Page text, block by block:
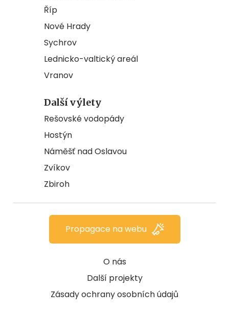
Říp
Nové Hrady
Sychrov
Lednicko-valtický areál
Vranov
Další výlety
Rešovské vodopády
Hostýn
Náměšť nad Oslavou
Zvíkov
Zbiroh
O nás
Další projekty
Zásady ochrany osobních údajů
Propagace na webu